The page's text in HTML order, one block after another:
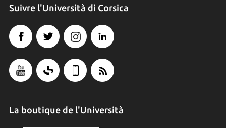
Suivre l'Università di Corsica
La boutique de l'Università